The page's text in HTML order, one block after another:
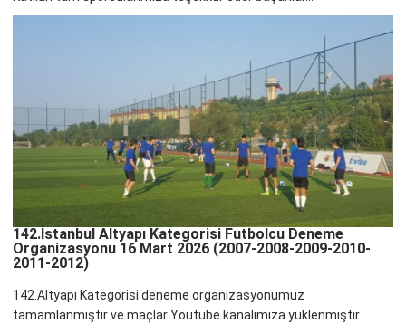
142.İstanbul Altyapı Kategorisi Futbolcu Deneme
Organizasyonu 16 Mart 2026 (2007-2008-2009-2010-
2011-2012)
142.Altyapı Kategorisi deneme organizasyonumuz
tamamlanmıştır ve maçlar Youtube kanalımıza yüklenmiştir.